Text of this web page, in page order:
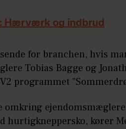
Hærværk og indbrud
for branchen, hvis
Tobias Bagge og
programmet
omkring
hurtigkneppersko, kører